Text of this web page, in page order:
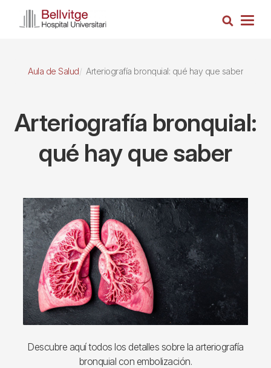
Busca
Aula de Salud Arteriografía bronquial: qué hay que saber
Arteriografía bronquial:
qué hay que saber
Imagen
Descubre aquí todos los detalles sobre la arteriografía
bronquial con embolización.